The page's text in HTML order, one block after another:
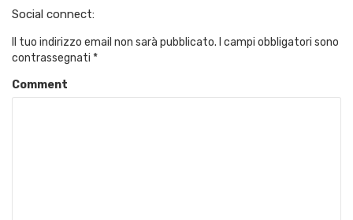
Social connect:
Il tuo indirizzo email non sarà pubblicato. I campi obbligatori sono
contrassegnati *
Comment